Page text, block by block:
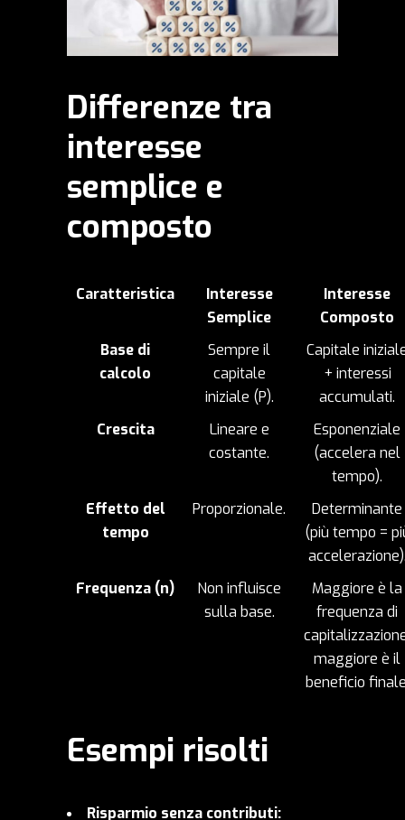
Differenze tra
interesse
semplice e
composto
Caratteristica
Interesse
Semplice
Interesse
Composto
Base di
calcolo
Sempre il
capitale
iniziale (P).
Capitale
+ interessi
accumulati.
Crescita
Lineare e
costante.
Esponenziale
(accelera nel
tempo).
Effetto del
tempo
Proporzionale.
Determinante
(più tempo =
Frequenza (n)
Non influisce
sulla base.
Maggiore è la
frequenza di
maggiore è il
beneficio
Esempi risolti
Risparmio senza contributi: